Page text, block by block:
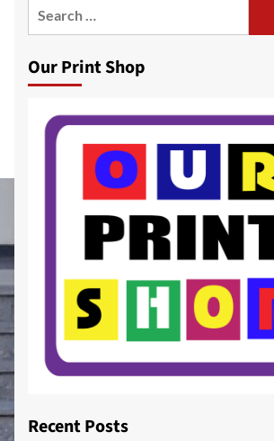
Our Print Shop
Recent Posts